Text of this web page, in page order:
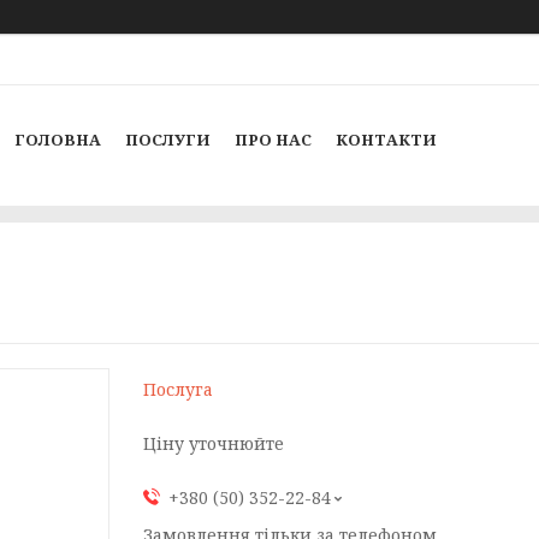
ГОЛОВНА ПОСЛУГИ ПРО НАС КОНТАКТИ
Послуга
Ціну уточнюйте
+380 (50) 352-22-84